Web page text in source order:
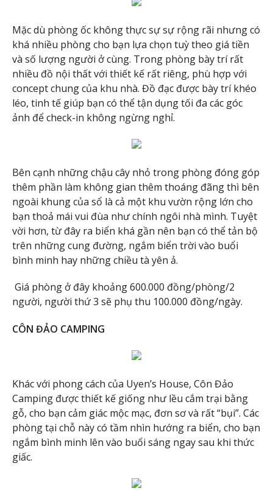
Mặc dù phòng ốc không thực sự sự rộng rãi nhưng có
khá nhiều phòng cho bạn lựa chọn tuỳ theo giá tiền
và số lượng người ở cùng. Trong phòng bày trí rất
nhiều đồ nội thất với thiết kế rất riêng, phù hợp với
concept chung của khu nhà. Đồ đạc được bày trí khéo
léo, tinh tế giúp bạn có thể tận dụng tối đa các góc
ảnh để check-in không ngừng nghỉ.
Bên cạnh những chậu cây nhỏ trong phòng đóng góp
thêm phần làm không gian thêm thoáng đãng thì bên
ngoài khung của sổ là cả một khu vườn rộng lớn cho
bạn thoả mái vui đùa như chính ngôi nhà mình. Tuyệt
vời hơn, từ đây ra biển khá gần nên bạn có thể tản bộ
trên những cung đường, ngắm biển trời vào buổi
bình minh hay những chiều tà yên ả.
Giá phòng ở đây khoảng 600.000 đồng/phòng/2
người, người thứ 3 sẽ phụ thu 100.000 đồng/ngày.
CÔN ĐẢO CAMPING
Khác với phong cách của Uyen’s House, Côn Đảo
Camping được thiết kế giống như lều cắm trại bằng
gỗ, cho bạn cảm giác mộc mạc, đơn sơ và rất “bụi”. Các
phòng tại chỗ này có tầm nhìn hướng ra biển, cho bạn
ngắm bình minh lên vào buổi sáng ngay sau khi thức
giấc.